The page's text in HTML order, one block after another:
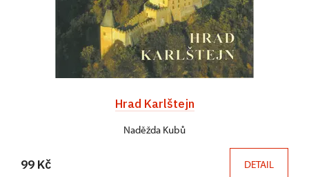
Hrad Karlštejn
Naděžda Kubů
99 Kč DETAIL